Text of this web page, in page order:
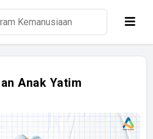
Anak Yatim